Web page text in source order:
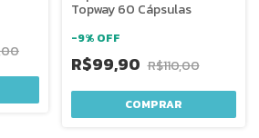
Topway 60 Cápsulas
-9% OFF
R$99,90 R$110,00